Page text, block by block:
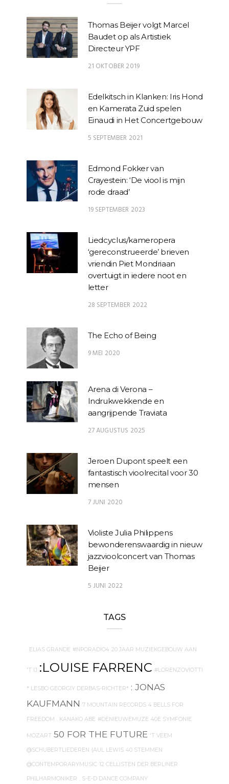
Thomas Beijer volgt Marcel
Baudet op als Artistiek
Directeur YPF
21 OKTOBER 2019
Edelkitsch in Klanken: Iris Hond
en Kamerata Zuid spelen
Einaudi in Het Concertgebouw
5 SEPTEMBER 2021
Edmond Fokker van
Crayestein: ‘De viool is mijn
rode draad’
19 SEPTEMBER 2023
Liedcyclus/kameropera
‘gereconstrueerde’ brieven
vriendin Piet Mondriaan
overtuigt in iedere noot en
letter
28 SEPTEMBER 2022
The Echo of Being
9 MEI 2020
Arena di Verona –
Indrukwekkende en
aangrijpende Traviata
27 AUGUSTUS 2025
Jeroen Dupont speelt een
fantastisch vioolrecital voor 30
mensen
7 JUNI 2020
Violiste Julia Philippens
bewonderenswaardig in nieuw
jazzvioolconcert van Thomas
Beijer
5 JUNI 2022
TAGS
. ELIAS GRANDE #NPORADIO4 20 JAAR MUZIEKGEBOUW AAN
'T IJ :LOUISE FARRENC #LORENZOVIOTTI
* LESBO GEORGIY DERBAS-RICHTER* : JONAS
KAUFMANN 7 MOUNTAIN RECORDS 4 BELLS FOR
FREEDOM . KANAKO ABE #DENIEUWEMUZE 40E SYMFONIE
MOZART 50 FOR THE FUTURE 'T VEEM
@SCHUBERTLIEDEREN {AUL LEWIS 40 STEMMEN
@CONTEMPORARYMUSIC 12 CELLISTEN DER BERLINER
PHILHARMONIKER . S-E-D DANCE COMPANY